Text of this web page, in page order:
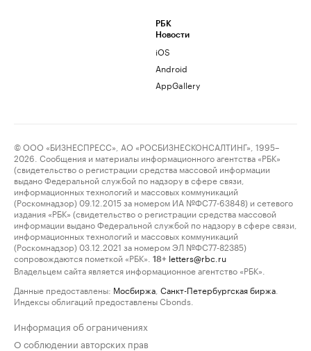
РБК
Новости
iOS
Android
AppGallery
© ООО «БИЗНЕСПРЕСС», АО «РОСБИЗНЕСКОНСАЛТИНГ», 1995–
2026. Сообщения и материалы информационного агентства «РБК»
(свидетельство о регистрации средства массовой информации
выдано Федеральной службой по надзору в сфере связи,
информационных технологий и массовых коммуникаций
(Роскомнадзор) 09.12.2015 за номером ИА №ФС77-63848) и сетевого
издания «РБК» (свидетельство о регистрации средства массовой
информации выдано Федеральной службой по надзору в сфере связи,
информационных технологий и массовых коммуникаций
(Роскомнадзор) 03.12.2021 за номером ЭЛ №ФС77-82385)
сопровождаются пометкой «РБК».
18+ letters@rbc.ru
Владельцем сайта является информационное агентство «РБК».
Данные предоставлены: Мосбиржа Санкт-Петербургская биржа
Индексы облигаций предоставлены Cbonds.
Информация об ограничениях
О соблюдении авторских прав